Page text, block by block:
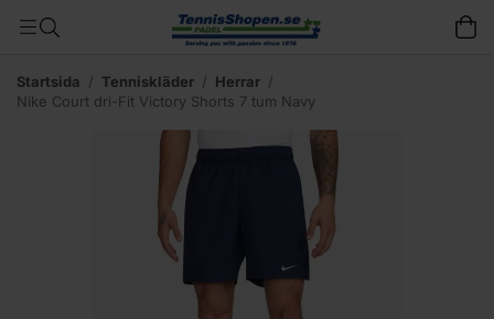
Startsida / Tenniskläder / Herrar /
Nike Court dri-Fit Victory Shorts 7 tum Navy